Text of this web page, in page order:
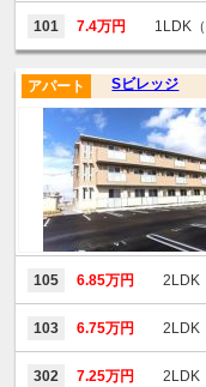
101 7.4万円 1LDK
Sビレッジ
アパート
105 6.85万円 2LDK
103 6.75万円 2LDK
302 7.25万円 2LDK